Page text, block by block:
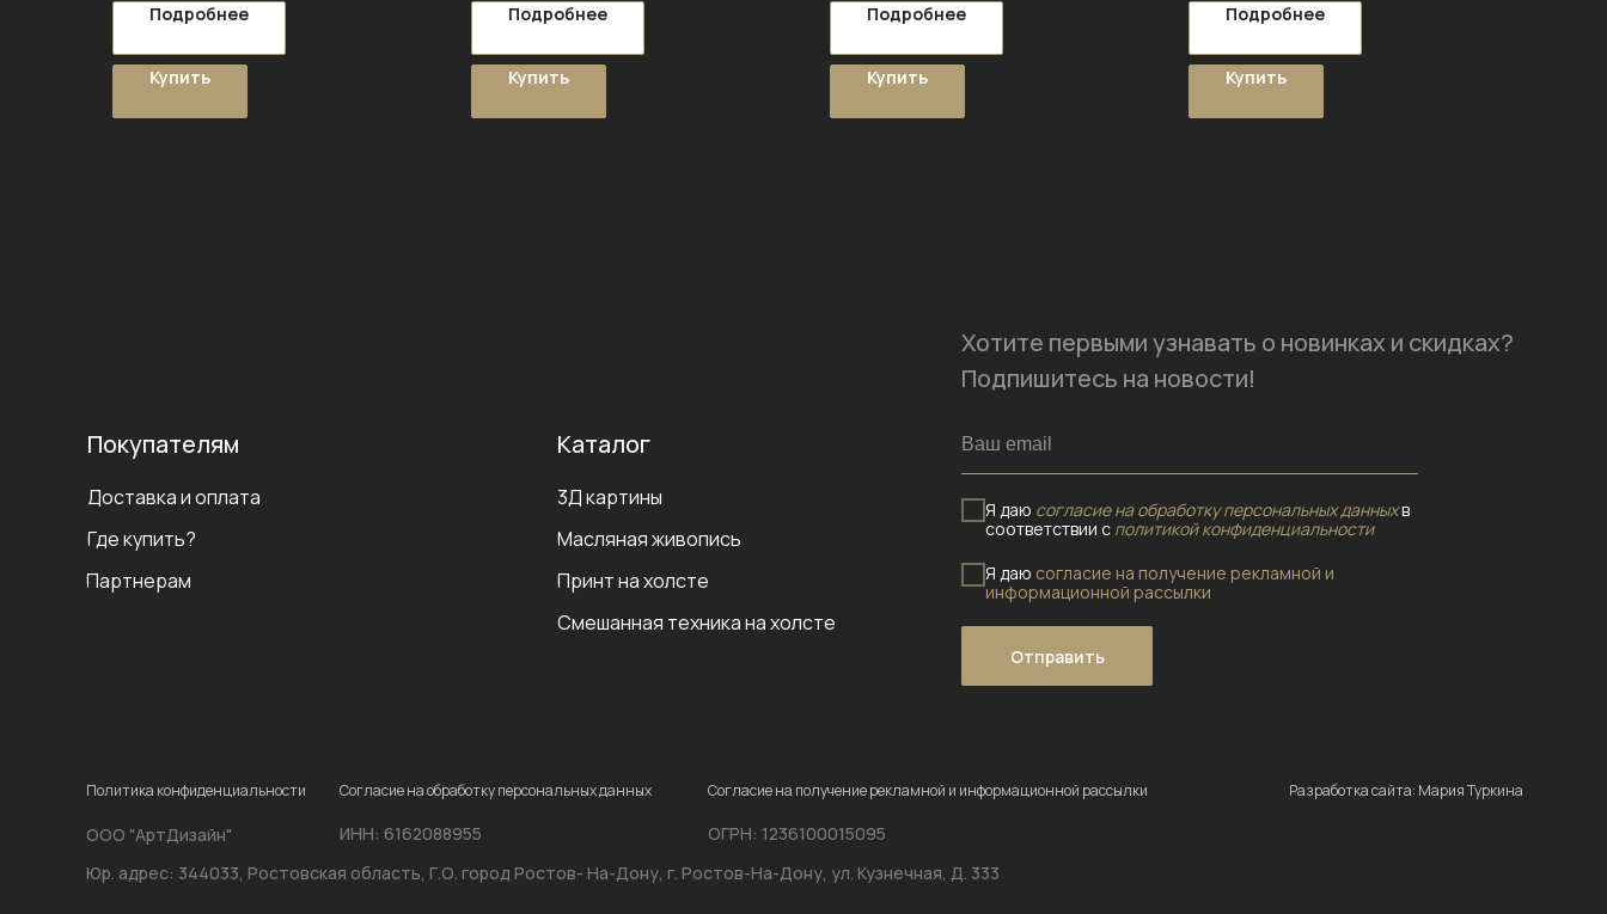
Подробнее
Купить
Подробнее
Купить
Подробнее
Купить
Подробнее
Купить
Каталог
Юр. адрес: 344033, Ростовская область, Г.О. город Ростов- На-Дону, г. Ростов-На-Дону, ул. Кузнечная, Д. 333
ОГРН: 1236100015095
ИНН: 6162088955
ООО "АртДизайн"
Покупателям
Хотите первыми узнавать о новинках и скидках?
Подпишитесь на новости!
Я даю согласие на обработку персональных данныхв
соответствии с политикой конфиденциальности
Я даю согласие на получение рекламной и
информационной рассылки
Отправить
Доставка и оплата
Где купить?
Партнерам
3Д картины
Масляная живопись
Принт на холсте
Смешанная техника на холсте
Политика конфиденциальности Согласие на получение рекламной и информационной рассылки
Согласие на обработку персональных данных Разработка сайта: Мария Туркина